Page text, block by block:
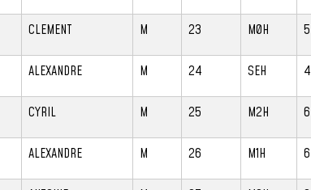
CLEMENT M 23 M0H 5
ALEXANDRE M 24 SEH 4
CYRIL M 25 M2H 6
ALEXANDRE M 26 M1H 6